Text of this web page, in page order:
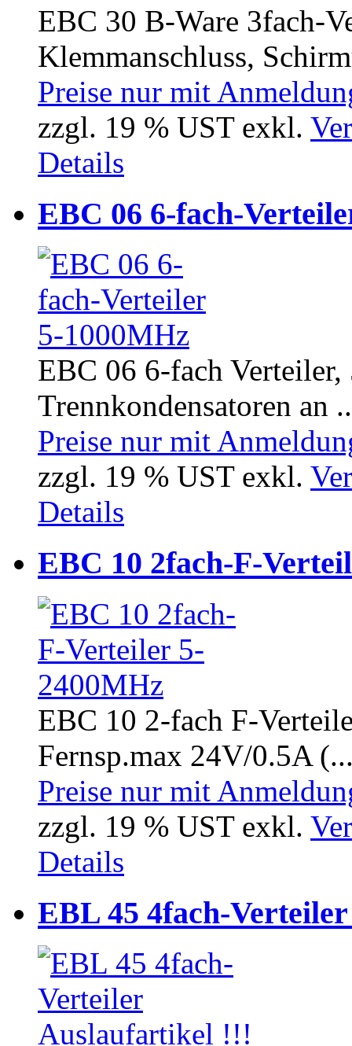
EBC 30 B-Ware 3fach-
Klemmanschluss,
Preise nur mit
zzgl. 19 % UST exkl.
Details
EBC 06 6-fach-
EBC 06 6-fach
Trennkondensatoren an
Preise nur mit
zzgl. 19 % UST exkl.
Details
EBC 10 2fach-F-
EBC 10 2-fach F-
Fernsp.max 24V/0.5A
Preise nur mit
zzgl. 19 % UST exkl.
Details
EBL 45 4fach-